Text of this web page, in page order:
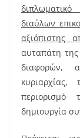
διαύλων
αξιόπιστης
αυταπάτη της
διαφορών,
κυριαρχίας,
δημιουργία